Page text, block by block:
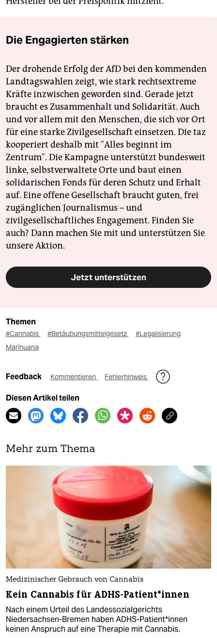
Die Engagierten stärken
Der drohende Erfolg der AfD bei den kommenden
Landtagswahlen zeigt, wie stark rechtsextreme
Kräfte inzwischen geworden sind. Gerade jetzt
braucht es Zusammenhalt und Solidarität. Auch
und vor allem mit den Menschen, die sich vor Ort
für eine starke Zivilgesellschaft einsetzen. Die taz
kooperiert deshalb mit "Alles beginnt im
Zentrum". Die Kampagne unterstützt bundesweit
linke, selbstverwaltete Orte und baut einen
solidarischen Fonds für deren Schutz und Erhalt
auf. Eine offene Gesellschaft braucht guten, frei
zugänglichen Journalismus – und
zivilgesellschaftliches Engagement. Finden Sie
auch? Dann machen Sie mit und unterstützen Sie
unsere Aktion.
Jetzt unterstützen
Themen
#Cannabis #Betäubungsmittelgesetz
#Legalisierung
Marihuana
Feedback Kommentieren Fehlerhinweis
Diesen Artikel teilen
Mehr zum Thema
Medizinischer Gebrauch von Cannabis
Kein Cannabis für ADHS-Patient*innen
Nach einem Urteil des Landessozialgerichts
Niedersachsen-Bremen haben ADHS-Patient*innen
keinen Anspruch auf eine Therapie mit Cannabis.